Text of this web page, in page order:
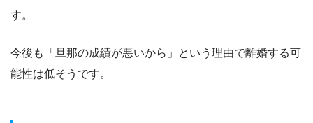
す。
今後も「旦那の成績が悪いから」という理由で離婚する可
能性は低そうです。